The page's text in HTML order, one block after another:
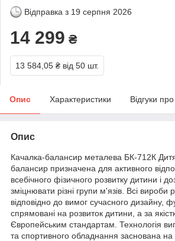
Відправка з 19 серпня 2026
14 299 ₴
13 584,05 ₴ від 50 шт.
Опис Характеристики Відгуки
Опис
Качалка-балансир металева БК-712К
балансир призначена для активного
всебічного фізичного розвитку дитини і
зміцнювати різні групи м'язів. Всі вироби
відповідно до вимог сучасного дизайну,
спрямовані на розвиток дитини, а за
Європейським стандартам. Технологія
та спортивного обладнання заснована на